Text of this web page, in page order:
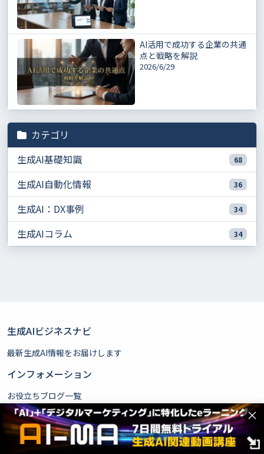
AI活用で成功する企業の共通
点と戦略を解説
2026/6/29
カテゴリ
生成AI基礎知識
68
生成AI自動化情報 36
生成AI：DX事例 34
生成AIコラム 34
生成AIビジネスナビ
最新生成AI情報をお届けします
インフォメーション
お役立ちブログ一覧
運営者情報
お問い合わせ
広告掲載ガイドライン
×